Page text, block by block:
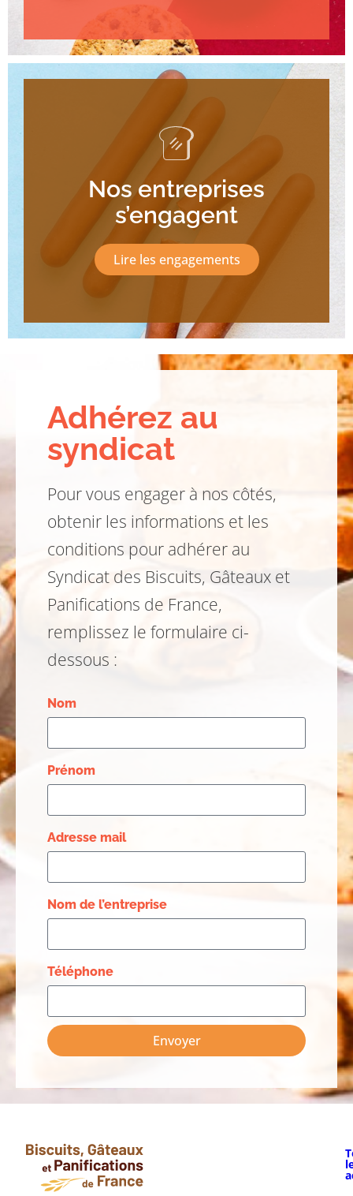
Nos entreprises
s’engagent
Lire les engagements
Adhérez au
syndicat
Pour vous engager à nos côtés,
obtenir les informations et les
conditions pour adhérer au
Syndicat des Biscuits, Gâteaux et
Panifications de France,
remplissez le formulaire ci-
dessous :
Nom
Prénom
Adresse mail
Nom de l’entreprise
Téléphone
Envoyer